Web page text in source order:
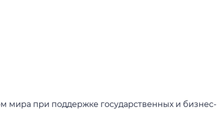
мира при поддержке государственных и бизнес-